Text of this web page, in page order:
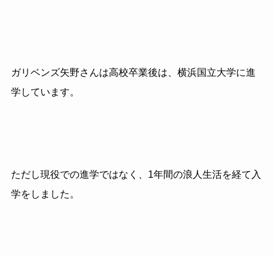
ガリベンズ矢野さんは高校卒業後は、横浜国立大学に進
学しています。
ただし現役での進学ではなく、1年間の浪人生活を経て入
学をしました。